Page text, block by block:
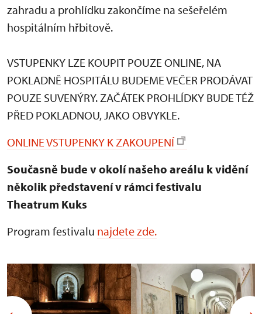
zahradu a prohlídku zakončíme na sešeřelém
hospitálním hřbitově.
VSTUPENKY LZE KOUPIT POUZE ONLINE, NA
POKLADNĚ HOSPITÁLU BUDEME VEČER PRODÁVAT
POUZE SUVENÝRY. ZAČÁTEK PROHLÍDKY BUDE TÉŽ
PŘED POKLADNOU, JAKO OBVYKLE.
ONLINE VSTUPENKY K ZAKOUPENÍ
Současně bude v okolí našeho areálu k vidění
několik představení v rámci festivalu
Theatrum Kuks
Program festivalu najdete zde.